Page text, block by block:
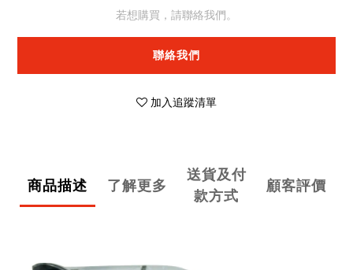
若想購買，請聯絡我們。
聯絡我們
加入追蹤清單
商品描述 了解更多
送貨及付
款方式
顧客評價